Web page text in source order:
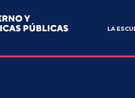
y Políticas Públicas
LA